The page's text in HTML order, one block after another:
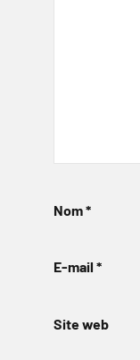
Nom*
E-mail *
Site web